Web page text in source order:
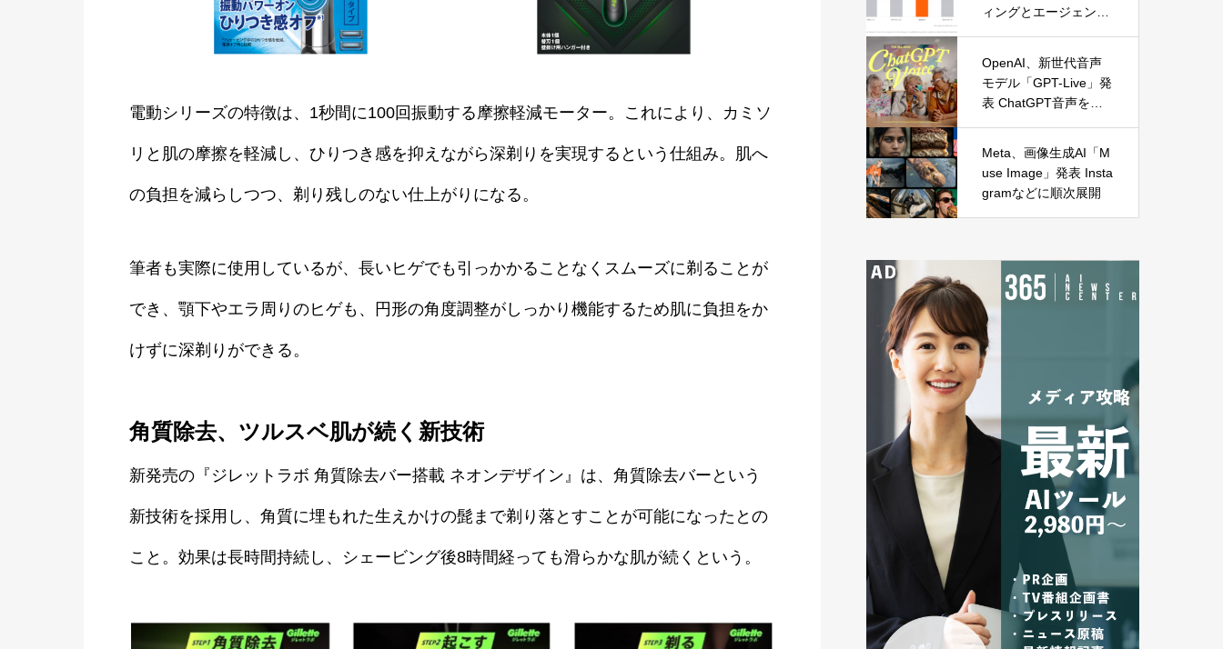
電動シリーズの特徴は、1秒間に100回振動する摩擦軽減モーター。これにより、カミソ
リと肌の摩擦を軽減し、ひりつき感を抑えながら深剃りを実現するという仕組み。肌へ
の負担を減らしつつ、剃り残しのない仕上がりになる。
筆者も実際に使用しているが、長いヒゲでも引っかかることなくスムーズに剃ることが
でき、顎下やエラ周りのヒゲも、円形の角度調整がしっかり機能するため肌に負担をか
けずに深剃りができる。
角質除去、ツルスベ肌が続く新技術
新発売の『ジレットラボ 角質除去バー搭載 ネオンデザイン』は、角質除去バーという
新技術を採用し、角質に埋もれた生えかけの髭まで剃り落とすことが可能になったとの
こと。効果は長時間持続し、シェービング後8時間経っても滑らかな肌が続くという。
ィングとエージェント
OpenAI、新世代音声
モデル「GPT-Live」発
表 ChatGPT音声を全
Meta、画像生成AI「M
use Image」発表 Insta
gramなどに順次展開